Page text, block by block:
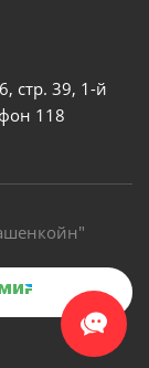
стр. 39, 1-й
118